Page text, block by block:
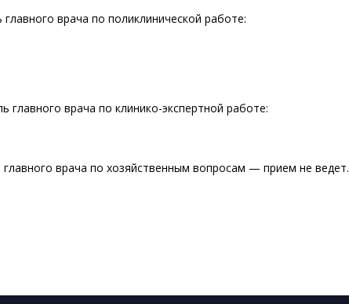
главного врача по поликлинической работе:
главного врача по клинико-экспертной работе:
врача по хозяйственным вопросам — прием не ведет.